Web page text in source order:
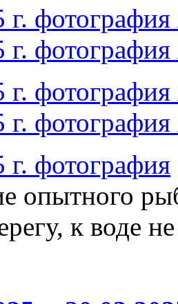
г.
г.
г.
г.
г. фотография
опытного
к воде